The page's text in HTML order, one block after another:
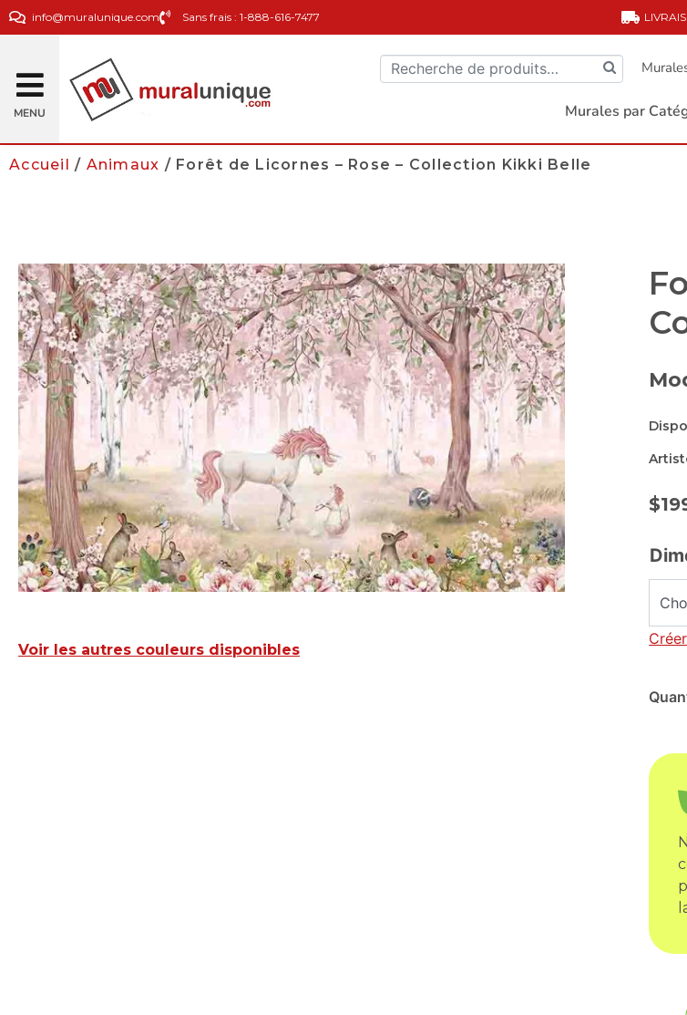
info@muralunique.com Sans frais : 1-888-616-7477
MENU Murales par
Accueil / Animaux / Forêt de Licornes – Rose – Collection Kikki Belle
Voir les autres couleurs disponibles
$